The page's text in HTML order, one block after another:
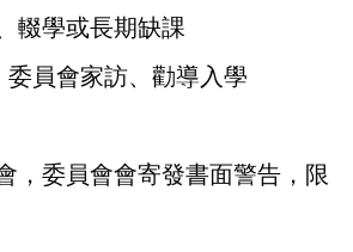
輟學或長期缺課
委員會家訪、勸導入學
，委員會會寄發書面警告，限